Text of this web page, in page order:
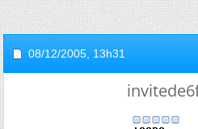
08/12/2005, 13h31